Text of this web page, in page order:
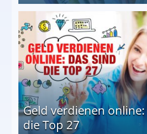
Geld verdienen
die Top 27